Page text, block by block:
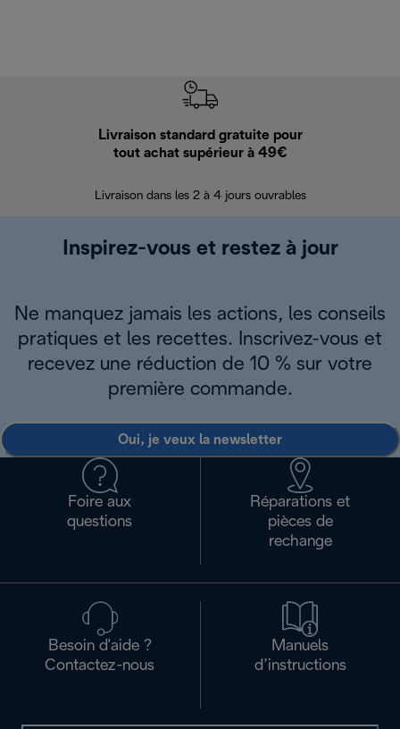
Livraison standard gratuite pour
tout achat supérieur à 49€
Livraison dans les 2 à 4 jours ouvrables
Inspirez-vous et restez à jour
Ne manquez jamais les actions, les conseils
pratiques et les recettes. Inscrivez-vous et
recevez une réduction de 10 % sur votre
première commande.
Oui, je veux la newsletter
Foire aux
questions
Réparations et
pièces de
rechange
Besoin d'aide ?
Contactez-nous
Manuels
d’instructions